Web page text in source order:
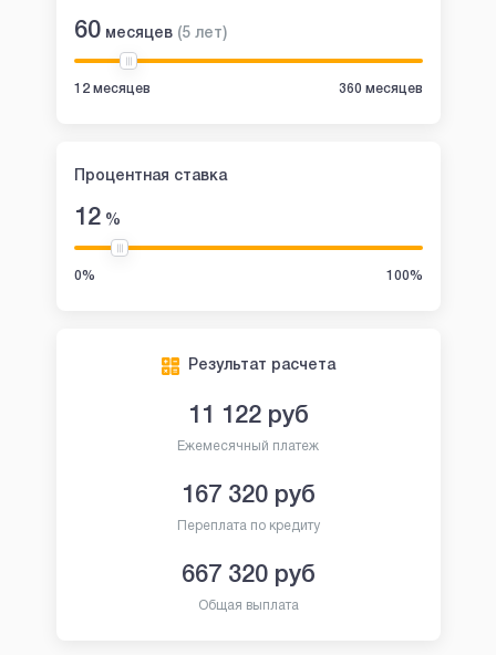
60 месяцев (5 лет)
12 месяцев 360 месяцев
Процентная ставка
12%
0% 100%
Результат расчета
11 122руб
Ежемесячный платеж
167 320руб
Переплата по кредиту
667 320руб
Общая выплата